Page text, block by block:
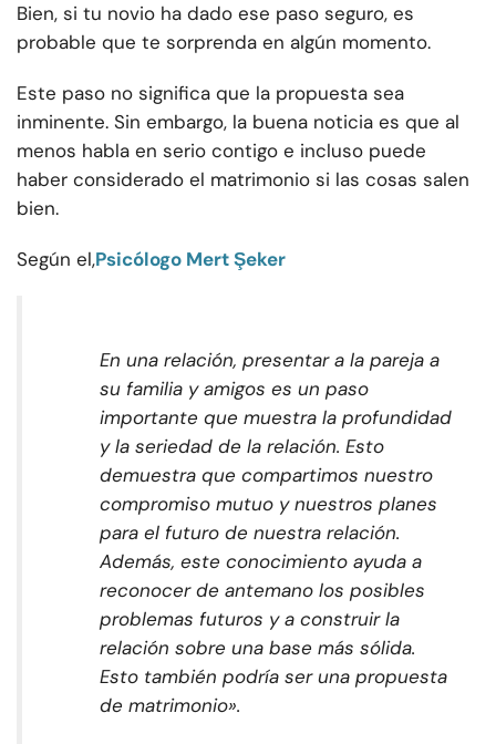
Bien, si tu novio ha dado ese paso seguro, es
probable que te sorprenda en algún momento.
Este paso no significa que la propuesta sea
inminente. Sin embargo, la buena noticia es que al
menos habla en serio contigo e incluso puede
haber considerado el matrimonio si las cosas salen
bien.
Según el,Psicólogo Mert Şeker
En una relación, presentar a la pareja a
su familia y amigos es un paso
importante que muestra la profundidad
y la seriedad de la relación. Esto
demuestra que compartimos nuestro
compromiso mutuo y nuestros planes
para el futuro de nuestra relación.
Además, este conocimiento ayuda a
reconocer de antemano los posibles
problemas futuros y a construir la
relación sobre una base más sólida.
Esto también podría ser una propuesta
de matrimonio».